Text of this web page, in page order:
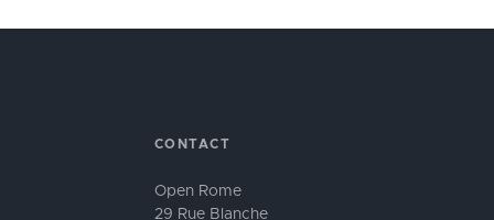
CONTACT
Open Rome
29 Rue Blanche